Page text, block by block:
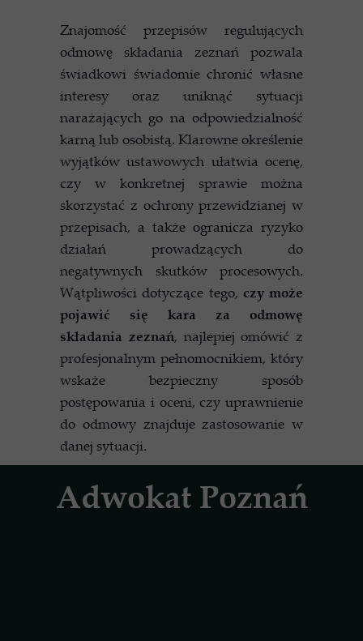
Adwokat Poznań
Znajomość przepisów regulujących
odmowę składania zeznań pozwala
świadkowi świadomie chronić własne
interesy oraz uniknąć sytuacji
narażających go na odpowiedzialność
karną lub osobistą. Klarowne określenie
wyjątków ustawowych ułatwia ocenę,
czy w konkretnej sprawie można
skorzystać z ochrony przewidzianej w
przepisach, a także ogranicza ryzyko
działań prowadzących do
negatywnych skutków procesowych.
Wątpliwości dotyczące tego, czy może
pojawić się kara za odmowę
składania zeznań, najlepiej omówić z
profesjonalnym pełnomocnikiem, który
wskaże bezpieczny sposób
postępowania i oceni, czy uprawnienie
do odmowy znajduje zastosowanie w
danej sytuacji.